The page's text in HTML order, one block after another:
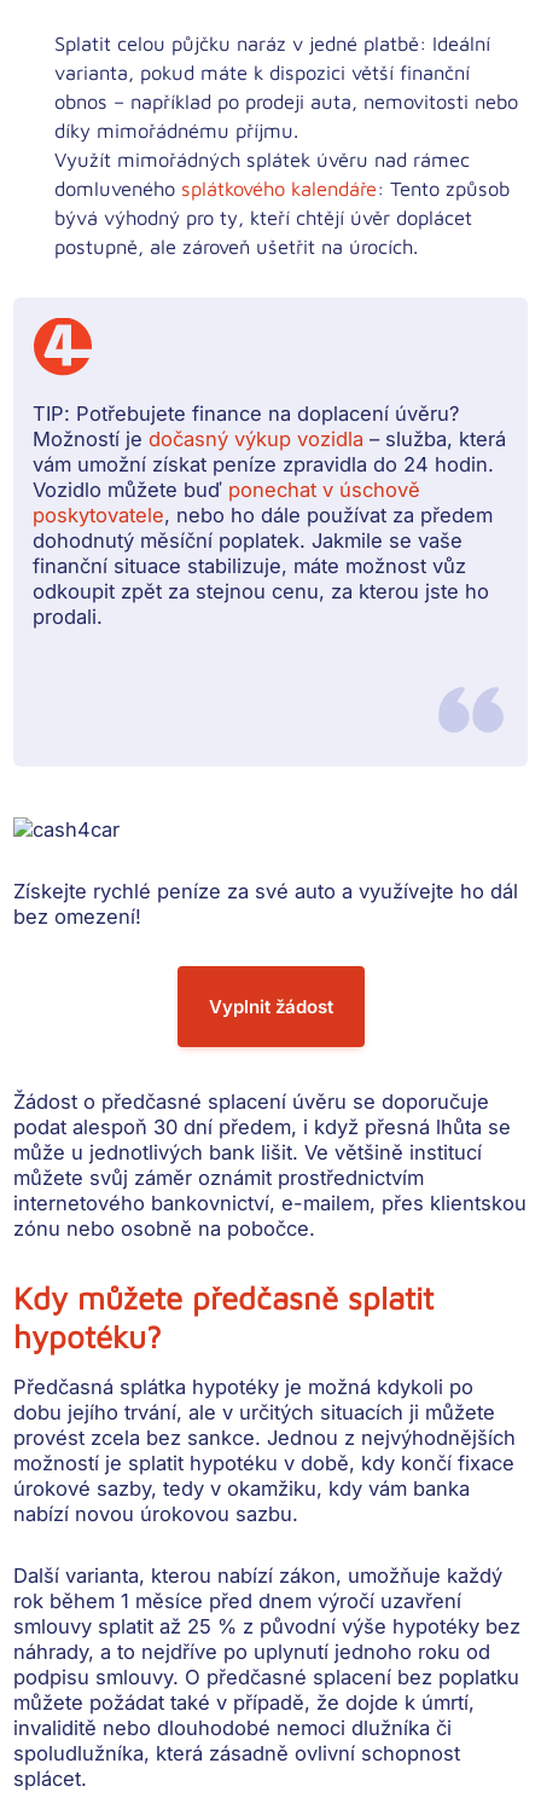
Splatit celou půjčku naráz v jedné platbě: Ideální
varianta, pokud máte k dispozici větší finanční
obnos – například po prodeji auta, nemovitosti nebo
díky mimořádnému příjmu.
Využít mimořádných splátek úvěru nad rámec
domluveného splátkového kalendáře: Tento způsob
bývá výhodný pro ty, kteří chtějí úvěr doplácet
postupně, ale zároveň ušetřit na úrocích.
TIP: Potřebujete finance na doplacení úvěru?
Možností jedočasný výkup vozidla – služba, která
vám umožní získat peníze zpravidla do 24 hodin.
Vozidlo můžete buď ponechat v úschově
poskytovatele, nebo ho dále používat za předem
dohodnutý měsíční poplatek. Jakmile se vaše
finanční situace stabilizuje, máte možnost vůz
odkoupit zpět za stejnou cenu, za kterou jste ho
prodali.
Získejte rychlé peníze za své auto a využívejte ho dál
bez omezení!
Vyplnit žádost
Žádost o předčasné splacení úvěru se doporučuje
podat alespoň 30 dní předem, i když přesná lhůta se
může u jednotlivých bank lišit. Ve většině institucí
můžete svůj záměr oznámit prostřednictvím
internetového bankovnictví, e-mailem, přes klientskou
zónu nebo osobně na pobočce.
Kdy můžete předčasně splatit
hypotéku?
Předčasná splátka hypotéky je možná kdykoli po
dobu jejího trvání, ale v určitých situacích ji můžete
provést zcela bez sankce. Jednou z nejvýhodnějších
možností je splatit hypotéku v době, kdy končí fixace
úrokové sazby, tedy v okamžiku, kdy vám banka
nabízí novou úrokovou sazbu.
Další varianta, kterou nabízí zákon, umožňuje každý
rok během 1 měsíce před dnem výročí uzavření
smlouvy splatit až 25 % z původní výše hypotéky bez
náhrady, a to nejdříve po uplynutí jednoho roku od
podpisu smlouvy. O předčasné splacení bez poplatku
můžete požádat také v případě, žedojde k úmrtí,
invaliditě nebo dlouhodobé nemoci dlužníka či
spoludlužníka, která zásadně ovlivní schopnost
splácet.